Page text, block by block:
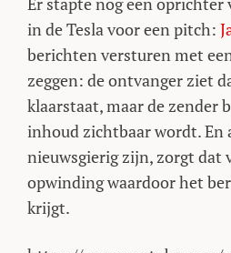
in de Tesla voor een pitch:
berichten versturen met
zeggen: de ontvanger ziet
klaarstaat, maar de zender
inhoud zichtbaar wordt. En
nieuwsgierig zijn, zorgt dat
opwinding waardoor het
krijgt.